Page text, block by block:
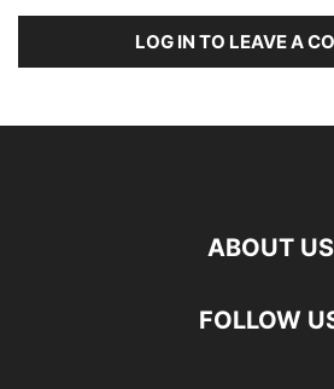
LOG IN TO LEAVE A
ABOUT US
FOLLOW